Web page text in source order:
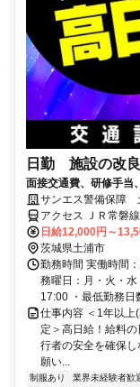
日勤 施設の改
面接交通費、研修手当
修もあるので未経験
サンエス警備保障
アクセス ＪＲ常磐
約87分、つくばエ
(全額) ★車通勤OK ★
日給12,000円～
茨城県土浦市
勤務時間 実働時間
務曜日：月・火・
17:00 ・最低勤務日
仕事内容 ＜1年以上
定＞高日給！給料
行者の安全を確保
願い...
制服あり 業界未経験者歓